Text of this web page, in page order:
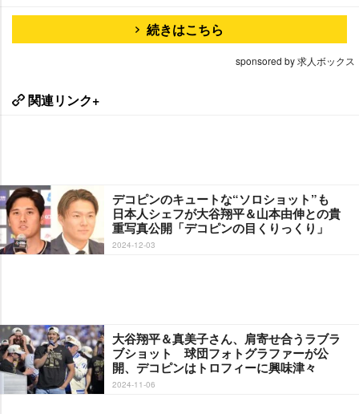
続きはこちら
sponsored by 求人ボックス
関連リンク+
デコピンのキュートな“ソロショット”も
日本人シェフが大谷翔平＆山本由伸との貴
重写真公開「デコピンの目くりっくり」
2024-12-03
大谷翔平＆真美子さん、肩寄せ合うラブラ
ブショット 球団フォトグラファーが公
開、デコピンはトロフィーに興味津々
2024-11-06